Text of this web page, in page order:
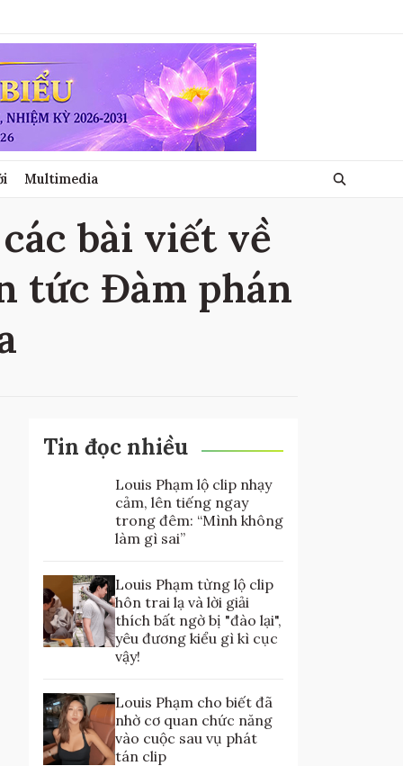
Multimedia
bài viết về
tức Đàm phán
Tin đọc nhiều
Louis Phạm lộ clip nhạy
cảm, lên tiếng ngay
trong đêm: “Mình không
làm gì sai”
Louis Phạm từng lộ clip
hôn trai lạ và lời giải
thích bất ngờ bị "đào lại",
yêu đương kiểu gì kì cục
vậy!
Louis Phạm cho biết đã
nhờ cơ quan chức năng
vào cuộc sau vụ phát
tán clip